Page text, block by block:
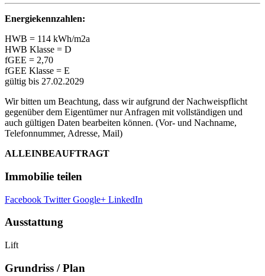
Energiekennzahlen:
HWB = 114 kWh/m2a
HWB Klasse = D
fGEE = 2,70
fGEE Klasse = E
gültig bis 27.02.2029
Wir bitten um Beachtung, dass wir aufgrund der Nachweispflicht
gegenüber dem Eigentümer nur Anfragen mit vollständigen und
auch gültigen Daten bearbeiten können. (Vor- und Nachname,
Telefonnummer, Adresse, Mail)
ALLEINBEAUFTRAGT
Immobilie teilen
Facebook TwitterGoogle+ LinkedIn
Ausstattung
Lift
Grundriss / Plan